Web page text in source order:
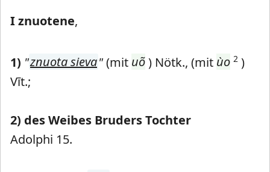
I znuotene,
1) "znuota sieva"(mit uõ) Nötk., (mit ùo 2 )
Vīt.;
2) des Weibes Bruders Tochter
Adolphi 15.